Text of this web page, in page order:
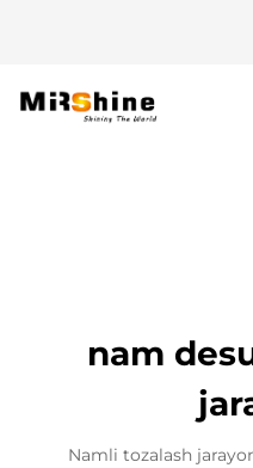
nam
Namli tozalash